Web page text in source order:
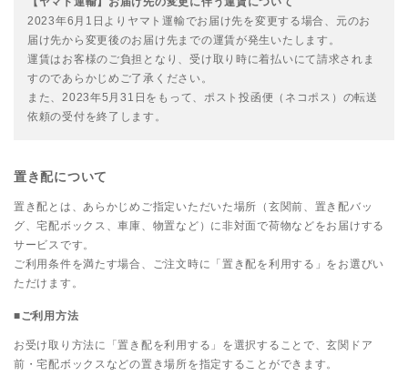
2023年6月1日よりヤマト運輸でお届け先を変更する場合、元のお
届け先から変更後のお届け先までの運賃が発生いたします。
運賃はお客様のご負担となり、受け取り時に着払いにて請求されま
すのであらかじめご了承ください。
また、2023年5月31日をもって、ポスト投函便（ネコポス）の転送
依頼の受付を終了します。
置き配について
置き配とは、あらかじめご指定いただいた場所（玄関前、置き配バッ
グ、宅配ボックス、車庫、物置など）に非対面で荷物などをお届けする
サービスです。
ご利用条件を満たす場合、ご注文時に「置き配を利用する」をお選びい
ただけます。
■ご利用方法
お受け取り方法に「置き配を利用する」を選択することで、玄関ドア
前・宅配ボックスなどの置き場所を指定することができます。